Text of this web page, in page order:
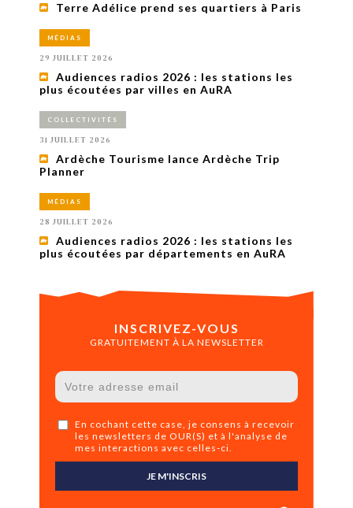
Terre Adélice prend ses quartiers à Paris
MÉDIAS
29 JUILLET 2026
Audiences radios 2026 : les stations les
plus écoutées par villes en AuRA
COLLECTIVITÉS
31 JUILLET 2026
Ardèche Tourisme lance Ardèche Trip
Planner
MÉDIAS
28 JUILLET 2026
Audiences radios 2026 : les stations les
plus écoutées par départements en AuRA
INSCRIVEZ-VOUS
GRATUITEMENT À LA NEWSLETTER
En cochant cette case, je consens à recevoir
les newsletters de OUR(S) et à l'analyse de
mes interactions avec celles-ci.
JE M'INSCRIS